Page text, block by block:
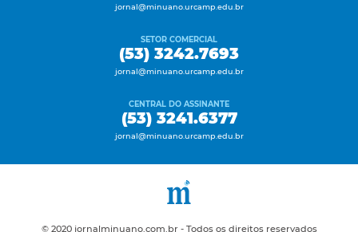
jornal@minuano.urcamp.edu.br
SETOR COMERCIAL
(53) 3242.7693
jornal@minuano.urcamp.edu.br
CENTRAL DO ASSINANTE
(53) 3241.6377
jornal@minuano.urcamp.edu.br
© 2020 jornalminuano.com.br - Todos os direitos reservados